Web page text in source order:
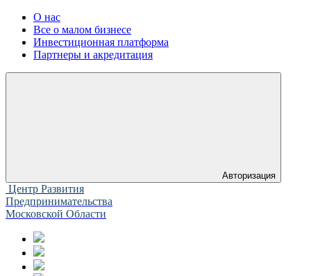
О нас
Все о малом бизнесе
Инвестиционная платформа
Партнеры и акредитация
Авторизация
Центр Развития
Предпринимательства
Московской Области